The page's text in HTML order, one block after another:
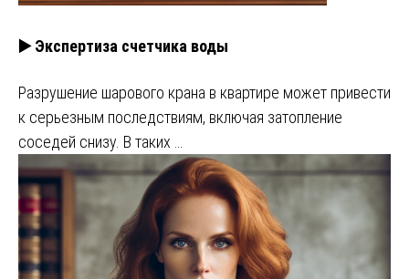
▶️ Экспертиза счетчика воды
Разрушение шарового крана в квартире может привести
к серьезным последствиям, включая затопление
соседей снизу. В таких …